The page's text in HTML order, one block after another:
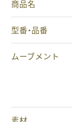
商品名
型番・品番
ムーブメント